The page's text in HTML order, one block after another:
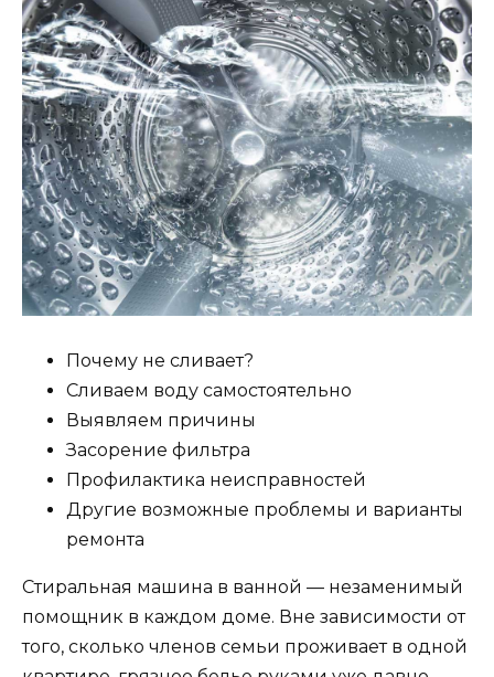
Почему не сливает?
Сливаем воду самостоятельно
Выявляем причины
Засорение фильтра
Профилактика неисправностей
Другие возможные проблемы и варианты
ремонта
Стиральная машина в ванной — незаменимый
помощник в каждом доме. Вне зависимости от
того, сколько членов семьи проживает в одной